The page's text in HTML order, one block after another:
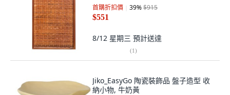
首購折扣價 39%$915
$551
8/12 星期三 預計送達
(1)
Jiko_EasyGo 陶瓷裝飾品 盤子造型 收
納小物, 牛奶黃